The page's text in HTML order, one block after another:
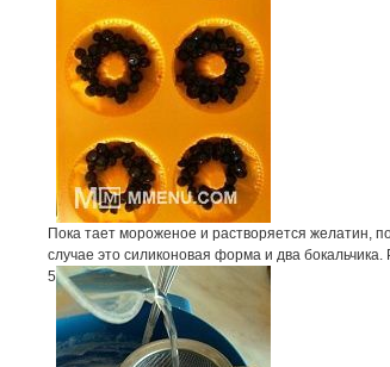
Пока тает мороженое и растворяется желатин,
случае это силиконовая форма и два
5